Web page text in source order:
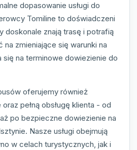
dopasowanie usługi do
Tomiline to doświadczeni
doskonale znają trasę i potrafią
zmieniające się warunki na
się na terminowe dowiezienie do
oferujemy również
pełną obsługę klienta - od
po bezpieczne dowiezienie na
Nasze usługi obejmują
w celach turystycznych, jak i